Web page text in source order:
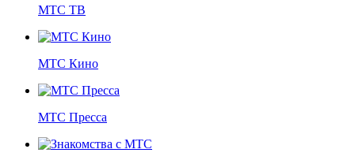
МТС ТВ
МТС Кино
МТС Пресса